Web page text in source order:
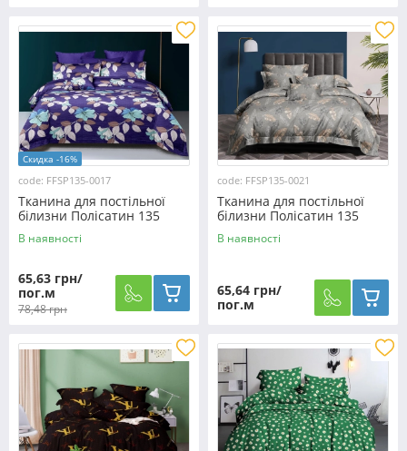
Скидка -16%
code: FFSP135-0017
Тканина для постільної
білизни Полісатин 135
SP135-0017 (60м)
В наявності
65,63 грн/
пог.м
78,48 грн
code: FFSP135-0021
Тканина для постільної
білизни Полісатин 135
SP135-0021 (60м)
В наявності
65,64 грн/
пог.м